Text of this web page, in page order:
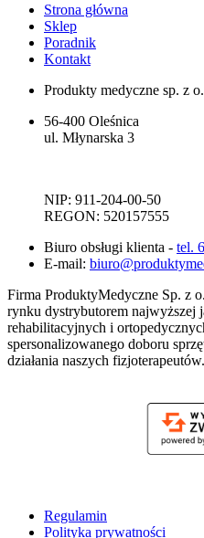
Strona główna
Sklep
Poradnik
Kontakt
Produkty medyczne sp. z
56-400 Oleśnica
ul. Młynarska 3
NIP: 911-204-00-50
REGON: 520157555
Biuro obsługi klienta - tel.
E-mail:
Firma ProduktyMedyczne Sp. z
rynku dystrybutorem najwyższej
rehabilitacyjnych i
spersonalizowanego doboru
działania naszych fizjoterapeutów.
Regulamin
Polityka prywatności